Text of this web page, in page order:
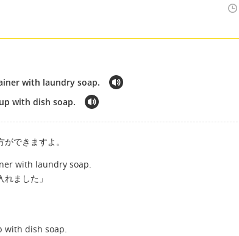
with laundry soap.
with dish soap.
できますよ。
with laundry soap.
れました」
with dish soap.